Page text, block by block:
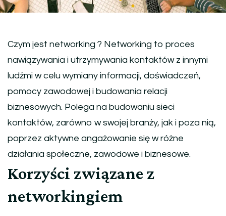
Czym jest networking ? Networking to proces
nawiązywania i utrzymywania kontaktów z innymi
ludźmi w celu wymiany informacji, doświadczeń,
pomocy zawodowej i budowania relacji
biznesowych. Polega na budowaniu sieci
kontaktów, zarówno w swojej branży, jak i poza nią,
poprzez aktywne angażowanie się w różne
działania społeczne, zawodowe i biznesowe.
Korzyści związane z
networkingiem